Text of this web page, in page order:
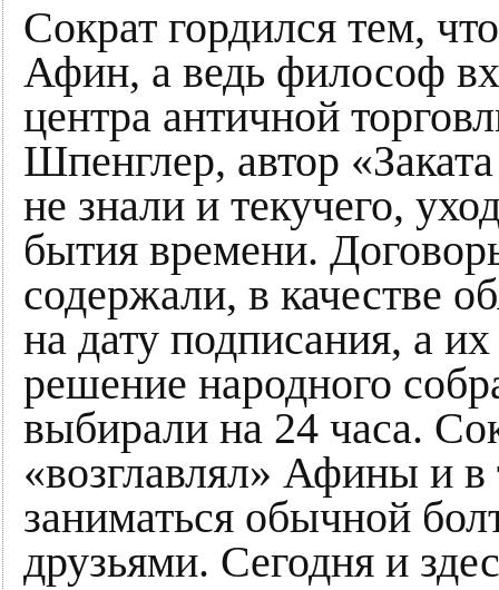
Сократ гордился тем,
Афин, а ведь философ
центра античной
Шпенглер, автор
не знали и текучего,
бытия времени.
содержали, в качестве
на дату подписания, а
решение народного
выбирали на 24 часа.
«возглавлял» Афины и
заниматься обычной
друзьями. Сегодня и